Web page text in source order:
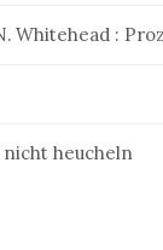
Whitehead :
heucheln